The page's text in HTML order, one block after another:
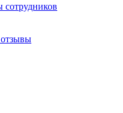
сотрудников